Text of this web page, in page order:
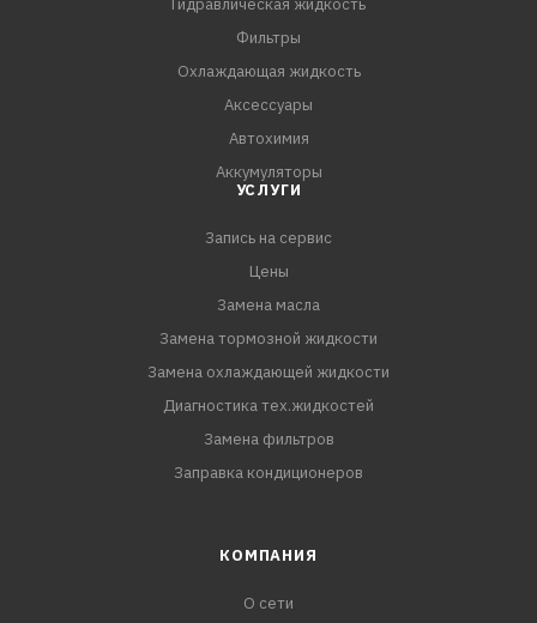
Гидравлическая жидкость
Фильтры
Охлаждающая жидкость
Аксессуары
Автохимия
Аккумуляторы
УСЛУГИ
Запись на сервис
Цены
Замена масла
Замена тормозной жидкости
Замена охлаждающей жидкости
Диагностика тех.жидкостей
Замена фильтров
Заправка кондиционеров
КОМПАНИЯ
О сети